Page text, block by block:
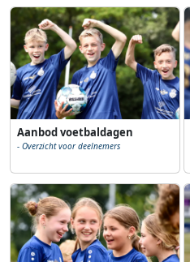
Aanbod voetbaldagen
- Overzicht voor deelnemers